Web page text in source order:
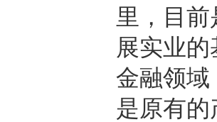
里，目
展实业
金融领域
是原有